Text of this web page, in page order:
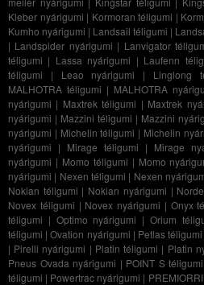
Kleber nyárigumi | Kormoran téligumi |
Kumho nyárigumi | Landsail téligumi |
| Landspider nyárigumi | Lanvigator
téligumi | Lassa nyárigumi | Laufenn
téligumi | Leao nyárigumi | Linglong
MALHOTRA téligumi | MALHOTRA
nyárigumi | Maxtrek téligumi | Maxtrek
nyárigumi | Mazzini téligumi | Mazzini
nyárigumi | Michelin téligumi | Michelin
nyárigumi | Mirage téligumi | Mirage
nyárigumi | Momo téligumi | Momo
nyárigumi | Nexen téligumi | Nexen
Nokian téligumi | Nokian nyárigumi |
Novex téligumi | Novex nyárigumi | Onyx
téligumi | Optimo nyárigumi |Orium
téligumi |Ovation nyárigumi | Petlas téligumi
| Pirelli nyárigumi | Platin téligumi | Platin
Pneus Ovada nyárigumi | POINT S téligumi
téligumi | Powertrac nyárigumi |